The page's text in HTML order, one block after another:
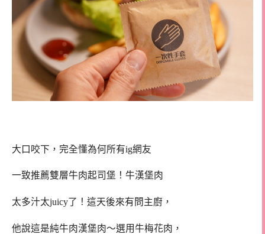
大口咬下，完全懂為何所有ig網友
一致推薦雙層牛肉起司堡！牛漢堡肉
太多汁太juicy了！這天後來有問主廚，
他說這是純牛肉漢堡肉～選用牛梅花肉，